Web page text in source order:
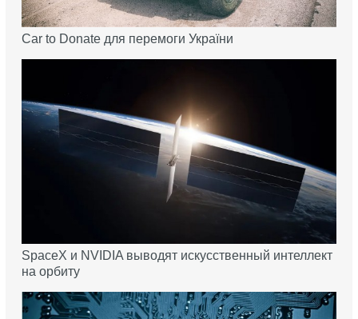
Car to Donate для перемоги України
SpaceX и NVIDIA выводят искусственный интеллект
на орбиту